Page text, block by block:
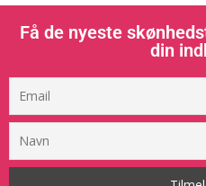
Få de nyeste
din